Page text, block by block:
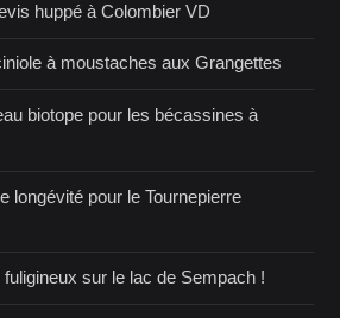
huppé à Colombier VD
à moustaches aux Grangettes
biotope pour les bécassines à
longévité pour le Tournepierre
fuligineux sur le lac de Sempach !